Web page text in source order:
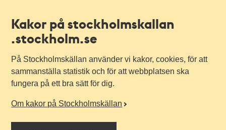
Kakor på stockholmskallan
.stockholm.se
På Stockholmskällan använder vi kakor, cookies, för att
sammanställa statistik och för att webbplatsen ska
fungera på ett bra sätt för dig.
Om kakor på Stockholmskällan